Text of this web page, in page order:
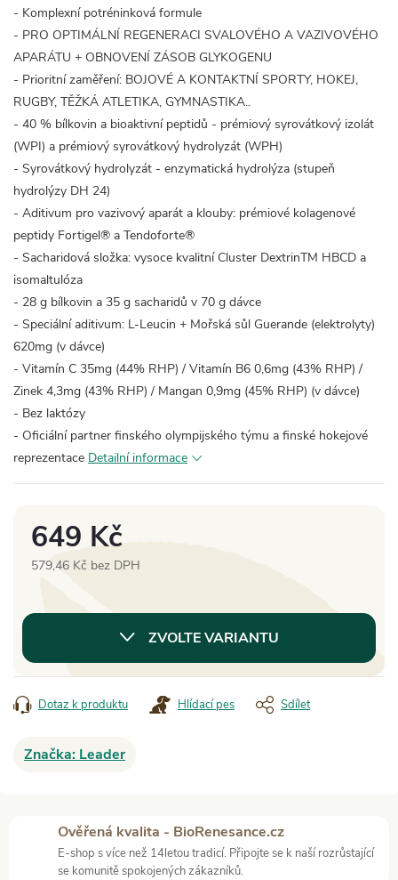
- Komplexní potréninková formule
- PRO OPTIMÁLNÍ REGENERACI SVALOVÉHO A VAZIVOVÉHO
APARÁTU + OBNOVENÍ ZÁSOB GLYKOGENU
- Prioritní zaměření: BOJOVÉ A KONTAKTNÍ SPORTY, HOKEJ,
RUGBY, TĚŽKÁ ATLETIKA, GYMNASTIKA..
- 40 % bílkovin a bioaktivní peptidů - prémiový syrovátkový izolát
(WPI) a prémiový syrovátkový hydrolyzát (WPH)
- Syrovátkový hydrolyzát - enzymatická hydrolýza (stupeň
hydrolýzy DH 24)
- Aditivum pro vazivový aparát a klouby: prémiové kolagenové
peptidy Fortigel® a Tendoforte®
- Sacharidová složka: vysoce kvalitní Cluster DextrinTM HBCD a
isomaltulóza
- 28 g bílkovin a 35 g sacharidů v 70 g dávce
- Speciální aditivum: L-Leucin + Mořská sůl Guerande (elektrolyty)
620mg (v dávce)
- Vitamín C 35mg (44% RHP) / Vitamín B6 0,6mg (43% RHP) /
Zinek 4,3mg (43% RHP) / Mangan 0,9mg (45% RHP) (v dávce)
- Bez laktózy
- Oficiální partner finského olympijského týmu a finské hokejové
reprezentace Detailní informace
649 Kč
579,46 Kč bez DPH
ZVOLTE VARIANTU
Dotaz k produktu Hlídací pes Sdílet
Značka: Leader
Ověřená kvalita - BioRenesance.cz
E-shop s více než 14letou tradicí. Připojte se k naší rozrůstající
se komunitě spokojených zákazníků.